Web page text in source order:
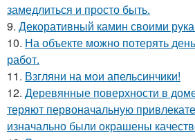
замедлиться и просто быть.
9. Декоративный камин своими
10. На объекте можно потерять
работ.
11. Взгляни на мои апельсинчики!
12. Деревянные поверхности в
теряют первоначальную
изначально были окрашены